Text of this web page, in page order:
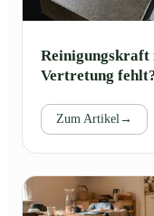
Reinigungskraft
Vertretung
Zum Artikel→